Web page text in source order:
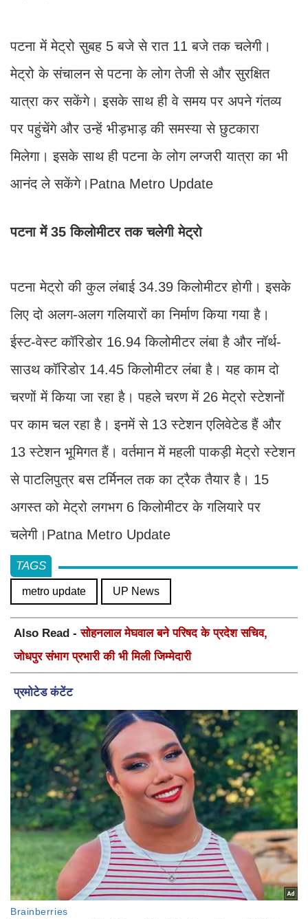
पटना में मेट्रो सुबह 5 बजे से रात 11 बजे तक चलेगी।
मेट्रो के संचालन से पटना के लोग तेजी से और सुरक्षित
यात्रा कर सकेंगे। इसके साथ ही वे समय पर अपने गंतव्य
पर पहुंचेंगे और उन्हें भीड़भाड़ की समस्या से छुटकारा
मिलेगा। इसके साथ ही पटना के लोग लग्जरी यात्रा का भी
आनंद ले सकेंगे।Patna Metro Update
पटना में 35 किलोमीटर तक चलेगी मेट्रो
पटना मेट्रो की कुल लंबाई 34.39 किलोमीटर होगी। इसके
लिए दो अलग-अलग गलियारों का निर्माण किया गया है।
ईस्ट-वेस्ट कॉरिडोर 16.94 किलोमीटर लंबा है और नॉर्थ-
साउथ कॉरिडोर 14.45 किलोमीटर लंबा है। यह काम दो
चरणों में किया जा रहा है। पहले चरण में 26 मेट्रो स्टेशनों
पर काम चल रहा है। इनमें से 13 स्टेशन एलिवेटेड हैं और
13 स्टेशन भूमिगत हैं। वर्तमान में महली पाकड़ी मेट्रो स्टेशन
से पाटलिपुत्र बस टर्मिनल तक का ट्रैक तैयार है। 15
अगस्त को मेट्रो लगभग 6 किलोमीटर के गलियारे पर
चलेगी।Patna Metro Update
TAGS
metro update UP News
Also Read -सोहनलाल मेघवाल बने परिषद के प्रदेश सचिव,
जोधपुर संभाग प्रभारी की भी मिली जिम्मेदारी